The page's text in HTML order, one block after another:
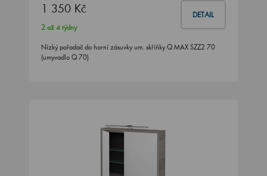
1 350 Kč DETAIL
2 až 4 týdny
Nízký pořadač do horní zásuvky um. skříňky Q MAX SZZ2 70
(umyvadlo Q 70)